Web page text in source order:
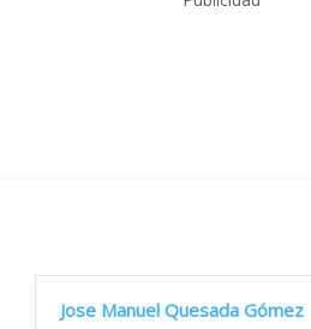
Jose Manuel Quesada Gómez